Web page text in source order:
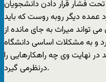
فشار قرار دادن دانشجویان
عمده دیگر روبه روست که باید
تواند میراث به جای مانده از
و به مشکلات اساسی دانشگاه
در نهایت وی چه راهکارهایی را
درنظرمی گیرد.